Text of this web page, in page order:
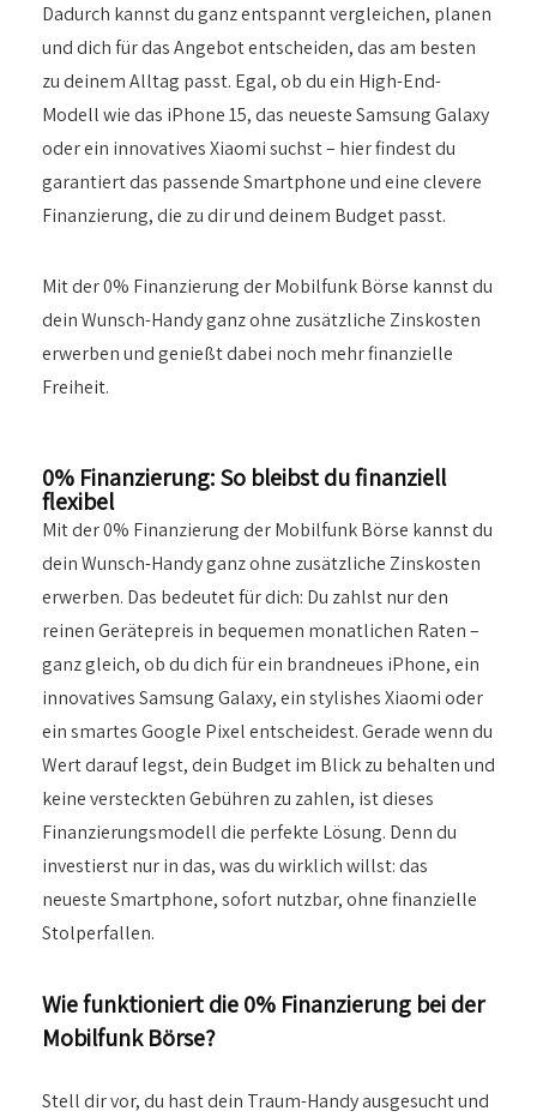
Dadurch kannst du ganz entspannt vergleichen, planen
und dich für das Angebot entscheiden, das am besten
zu deinem Alltag passt. Egal, ob du ein High-End-
Modell wie das iPhone 15, das neueste Samsung Galaxy
oder ein innovatives Xiaomi suchst – hier findest du
garantiert das passende Smartphone und eine clevere
Finanzierung, die zu dir und deinem Budget passt.
Mit der 0% Finanzierung der Mobilfunk Börse kannst du
dein Wunsch-Handy ganz ohne zusätzliche Zinskosten
erwerben und genießt dabei noch mehr finanzielle
Freiheit.
0% Finanzierung: So bleibst du finanziell
flexibel
Mit der 0% Finanzierung der Mobilfunk Börse kannst du
dein Wunsch-Handy ganz ohne zusätzliche Zinskosten
erwerben. Das bedeutet für dich: Du zahlst nur den
reinen Gerätepreis in bequemen monatlichen Raten –
ganz gleich, ob du dich für ein brandneues iPhone, ein
innovatives Samsung Galaxy, ein stylishes Xiaomi oder
ein smartes Google Pixel entscheidest. Gerade wenn du
Wert darauf legst, dein Budget im Blick zu behalten und
keine versteckten Gebühren zu zahlen, ist dieses
Finanzierungsmodell die perfekte Lösung. Denn du
investierst nur in das, was du wirklich willst: das
neueste Smartphone, sofort nutzbar, ohne finanzielle
Stolperfallen.
Wie funktioniert die 0% Finanzierung bei der
Mobilfunk Börse?
Stell dir vor, du hast dein Traum-Handy ausgesucht und